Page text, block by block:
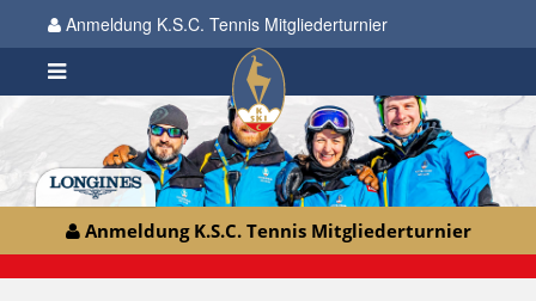
Anmeldung K.S.C. Tennis Mitgliederturnier
Anmeldung K.S.C. Tennis Mitgliederturnier